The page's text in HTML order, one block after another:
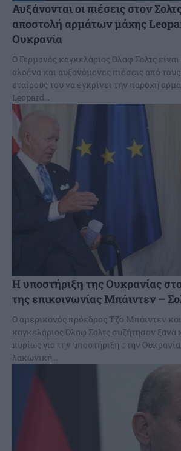
Αυξάνονται οι πιέσεις στον
αποστολή αρμάτων μάχης
Ουκρανία
Ο Γερμανός καγκελάριος Όλαφ Σολτς
ολοένα και αυξανόμενες πιέσεις από
εταίρους του να εγκρίνει την παροχή
Leopard...
Η υποστήριξη της Ουκρανίας
της επικοινωνίας Μπάιντεν –
Ο αμερικανός πρόεδρος Τζο Μπάιντεν
καγκελάριος Όλαφ Σολτς συζήτησαν ξανά
κυρίως για την υποστήριξη στην
λακωνική...